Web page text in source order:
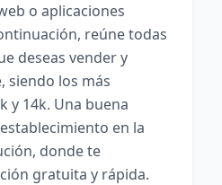
o aplicaciones
reúne todas
deseas vender y
siendo los más
y 14k. Una buena
en la
donde te
gratuita y rápida.